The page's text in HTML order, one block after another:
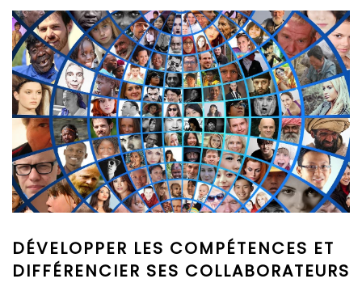
DÉVELOPPER LES COMPÉTENCES ET
DIFFÉRENCIER SES COLLABORATEURS